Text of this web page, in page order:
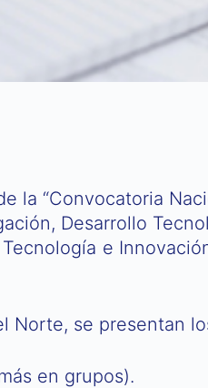
la “Convocatoria
Desarrollo
e
Norte, se presentan
en grupos).